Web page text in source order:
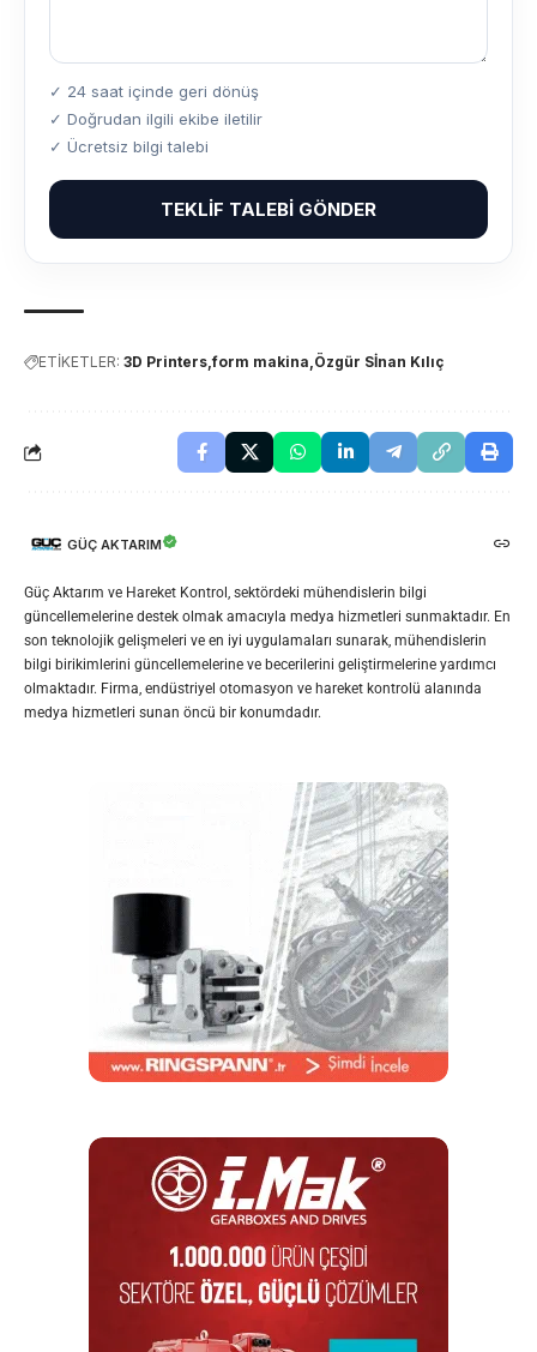
✓ 24 saat içinde geri dönüş
✓ Doğrudan ilgili ekibe iletilir
✓ Ücretsiz bilgi talebi
TEKLIF TALEBI GÖNDER
ETİKETLER: 3D Printers form makina Özgür Sİnan Kılıç
GÜÇ AKTARIM
Güç Aktarım ve Hareket Kontrol, sektördeki mühendislerin bilgi
güncellemelerine destek olmak amacıyla medya hizmetleri sunmaktadır. En
son teknolojik gelişmeleri ve en iyi uygulamaları sunarak, mühendislerin
bilgi birikimlerini güncellemelerine ve becerilerini geliştirmelerine yardımcı
olmaktadır. Firma, endüstriyel otomasyon ve hareket kontrolü alanında
medya hizmetleri sunan öncü bir konumdadır.